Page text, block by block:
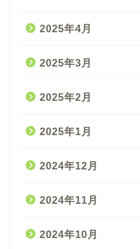
2025年4月
2025年3月
2025年2月
2025年1月
2024年12月
2024年11月
2024年10月